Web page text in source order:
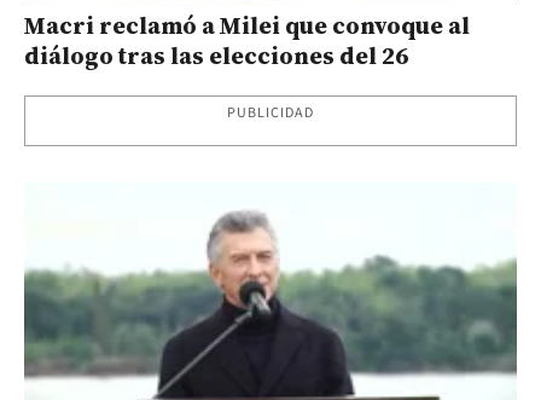
Macri reclamó a Milei que convoque al
diálogo tras las elecciones del 26
PUBLICIDAD